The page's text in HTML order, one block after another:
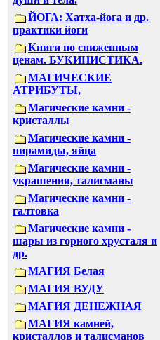
ЙОГА: Хатха-йога и др.
практики йоги
Книги по сниженным
ценам. БУКИНИСТИКА.
МАГИЧЕСКИЕ
АТРИБУТЫ,
Магические камни -
кристаллы
Магические камни -
пирамиды, яйца
Магические камни -
украшения, талисманы
Магические камни -
галтовка
Магические камни -
шары из горного хрусталя и
др.
МАГИЯ Белая
МАГИЯ ВУДУ
МАГИЯ ДЕНЕЖНАЯ
МАГИЯ камней,
кристаллов и талисманов